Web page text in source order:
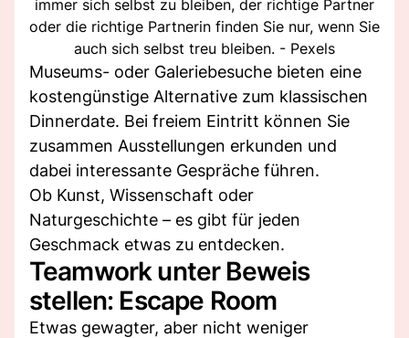
immer sich selbst zu bleiben, der richtige Partner
oder die richtige Partnerin finden Sie nur, wenn Sie
auch sich selbst treu bleiben. - Pexels
Museums- oder Galeriebesuche bieten eine
kostengünstige Alternative zum klassischen
Dinnerdate. Bei freiem Eintritt können Sie
zusammen Ausstellungen erkunden und
dabei interessante Gespräche führen.
Ob Kunst, Wissenschaft oder
Naturgeschichte – es gibt für jeden
Geschmack etwas zu entdecken.
Teamwork unter Beweis
stellen: Escape Room
Etwas gewagter, aber nicht weniger